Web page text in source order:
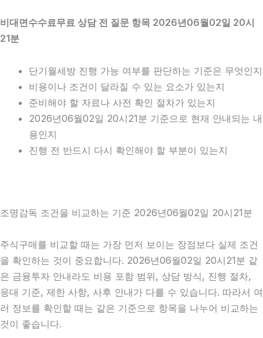
비대면수수료무료 상담 전 질문 항목 2026년06월02일 20시
21분
단기월세방 진행 가능 여부를 판단하는 기준은 무엇인지
비용이나 조건이 달라질 수 있는 요소가 있는지
준비해야 할 자료나 사전 확인 절차가 있는지
2026년06월02일 20시21분 기준으로 현재 안내되는 내
용인지
진행 전 반드시 다시 확인해야 할 부분이 있는지
조명감독 조건을 비교하는 기준 2026년06월02일 20시21분
주식구매를 비교할 때는 가장 먼저 보이는 장점보다 실제 조건
을 확인하는 것이 중요합니다. 2026년06월02일 20시21분 같
은 금융투자 안내라도 비용 포함 범위, 상담 방식, 진행 절차,
응대 기준, 제한 사항, 사후 안내가 다를 수 있습니다. 따라서 여
러 정보를 확인할 때는 같은 기준으로 항목을 나누어 비교하는
것이 좋습니다.